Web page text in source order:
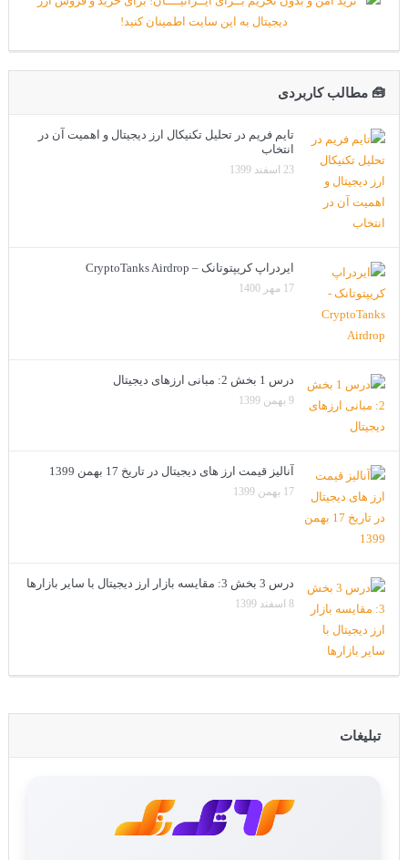
🧰 مطالب کاربردی
تایم فریم در تحلیل تکنیکال ارز دیجیتال و اهمیت آن در
انتخاب
23 اسفند 1399
ایردراپ کریپتوتانک – CryptoTanks Airdrop
17 مهر 1400
درس 1 بخش 2: مبانی ارزهای دیجیتال
9 بهمن 1399
آنالیز قیمت ارز های دیجیتال در تاریخ 17 بهمن 1399
17 بهمن 1399
درس 3 بخش 3: مقایسه بازار ارز دیجیتال با سایر بازارها
8 اسفند 1399
تبلیغات